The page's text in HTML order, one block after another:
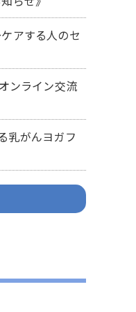
アする人のセ
ンライン交流
乳がんヨガフ